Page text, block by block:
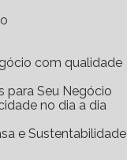
com qualidade
para Seu Negócio
no dia a dia
e Sustentabilidade